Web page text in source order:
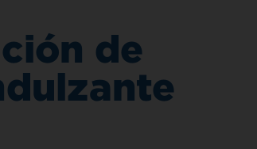
de